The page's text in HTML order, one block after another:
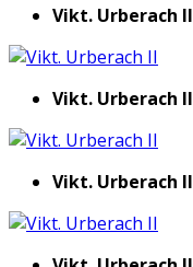
Vikt. Urberach II
Vikt. Urberach II
Vikt. Urberach II